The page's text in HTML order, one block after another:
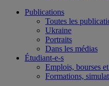
Publications
Toutes les
Ukraine
Portraits
Dans les médias
Étudiant-e-s
Emplois, bourses
Formations,